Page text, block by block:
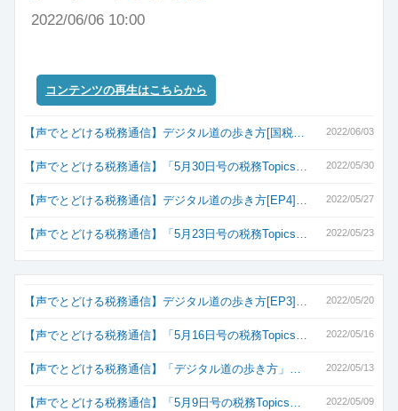
2022/06/06 10:00
コンテンツの再生はこちらから
2022/06/03
【声でとどける税務通信】デジタル道の歩き方[国税…
2022/05/30
【声でとどける税務通信】「5月30日号の税務Topics…
2022/05/27
【声でとどける税務通信】デジタル道の歩き方[EP4]…
2022/05/23
【声でとどける税務通信】「5月23日号の税務Topics…
2022/05/20
【声でとどける税務通信】デジタル道の歩き方[EP3]…
2022/05/16
【声でとどける税務通信】「5月16日号の税務Topics…
2022/05/13
【声でとどける税務通信】「デジタル道の歩き方」…
2022/05/09
【声でとどける税務通信】「5月9日号の税務Topics…